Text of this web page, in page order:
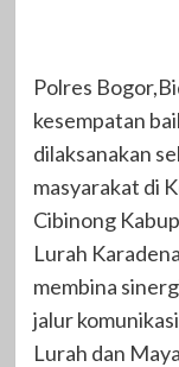
Polres
kesempatan
dilaksanakan
masyarakat di
Cibinong
Lurah
membina
jalur
Lurah dan